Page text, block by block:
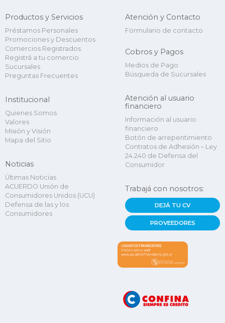
Productos y Servicios
Préstamos Personales
Promociones y Descuentos
Comercios Registrados
Registrá a tu comercio
Sucursales
Preguntas Frecuentes
Institucional
Quienes Somos
Valores
Misión y Visión
Mapa del Sitio
Noticias
Últimas Noticias
ACUERDO Unión de
Consumidores Unidos (UCU)
Defensa de las y los
Consumidores
Atención y Contacto
Formulario de contacto
Cobros y Pagos
Medios de Pago
Búsqueda de Sucursales
Atención al usuario
financiero
Información al usuario
financiero
Botón de arrepentimiento
Contratos de Adhesión – Ley
24.240 de Defensa del
Consumidor
Trabajá con nosotros:
DEJÁ TU CV
PROVEEDORES